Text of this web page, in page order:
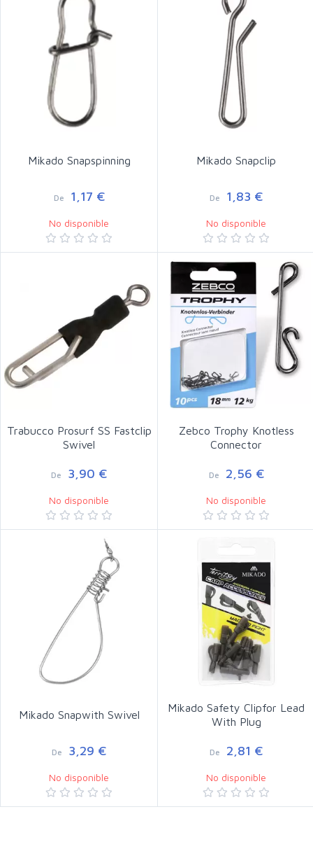
Mikado Snapspinning
De 1,17 €
No disponible
Mikado Snapclip
De 1,83 €
No disponible
Trabucco Prosurf SS Fastclip
Swivel
De 3,90 €
No disponible
Zebco Trophy Knotless
Connector
De 2,56 €
No disponible
Mikado Snapwith Swivel
De 3,29 €
No disponible
Mikado Safety Clipfor Lead
With Plug
De 2,81 €
No disponible